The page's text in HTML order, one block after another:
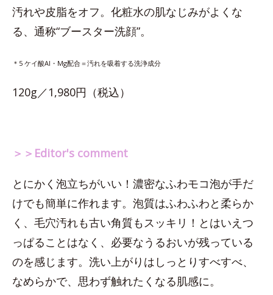
汚れや皮脂をオフ。化粧水の肌なじみがよくな
る、通称“ブースター洗顔”。
＊5 ケイ酸Al・Mg配合＝汚れを吸着する洗浄成分
120g／1,980円（税込）
＞＞Editor's comment
とにかく泡立ちがいい！濃密なふわモコ泡が手だ
けでも簡単に作れます。泡質はふわふわと柔らか
く、毛穴汚れも古い角質もスッキリ！とはいえつ
っぱることはなく、必要なうるおいが残っている
のを感じます。洗い上がりはしっとりすべすべ、
なめらかで、思わず触れたくなる肌感に。